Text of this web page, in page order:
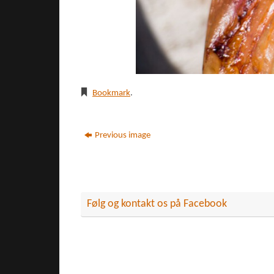
Bookmark.
Previous image
Følg og kontakt os på Facebook